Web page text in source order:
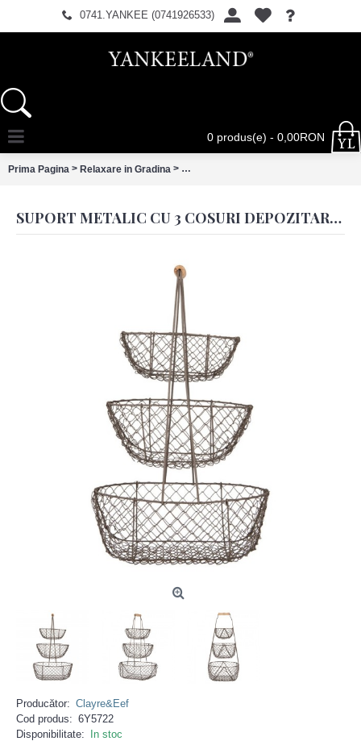
0741.YANKEE (0741926533)
0 produs(e) - 0,00RON
Prima Pagina > Relaxare in Gradina > Suport metalic cu 3 cosuri depozitare
SUPORT METALIC CU 3 COSURI DEPOZITARE 30X22X50 CM, CLAYRE & EEF
Producător: Clayre&Eef
Cod produs: 6Y5722
Disponibilitate:
In stoc